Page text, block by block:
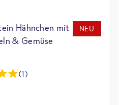
Hähnchen mit
& Gemüse
NEU
(1)